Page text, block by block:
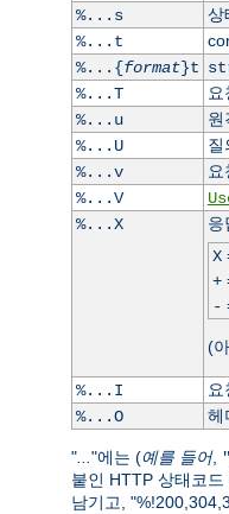
%...s
상
%...t
%...{format}t
%...T
%...u
원
%...U
질
%...v
%...V
%...X
응
X
+
-
(
%...I
%...O
헤
" "에는 (예를 들어,
붙인 HTTP 상태코
남기고,